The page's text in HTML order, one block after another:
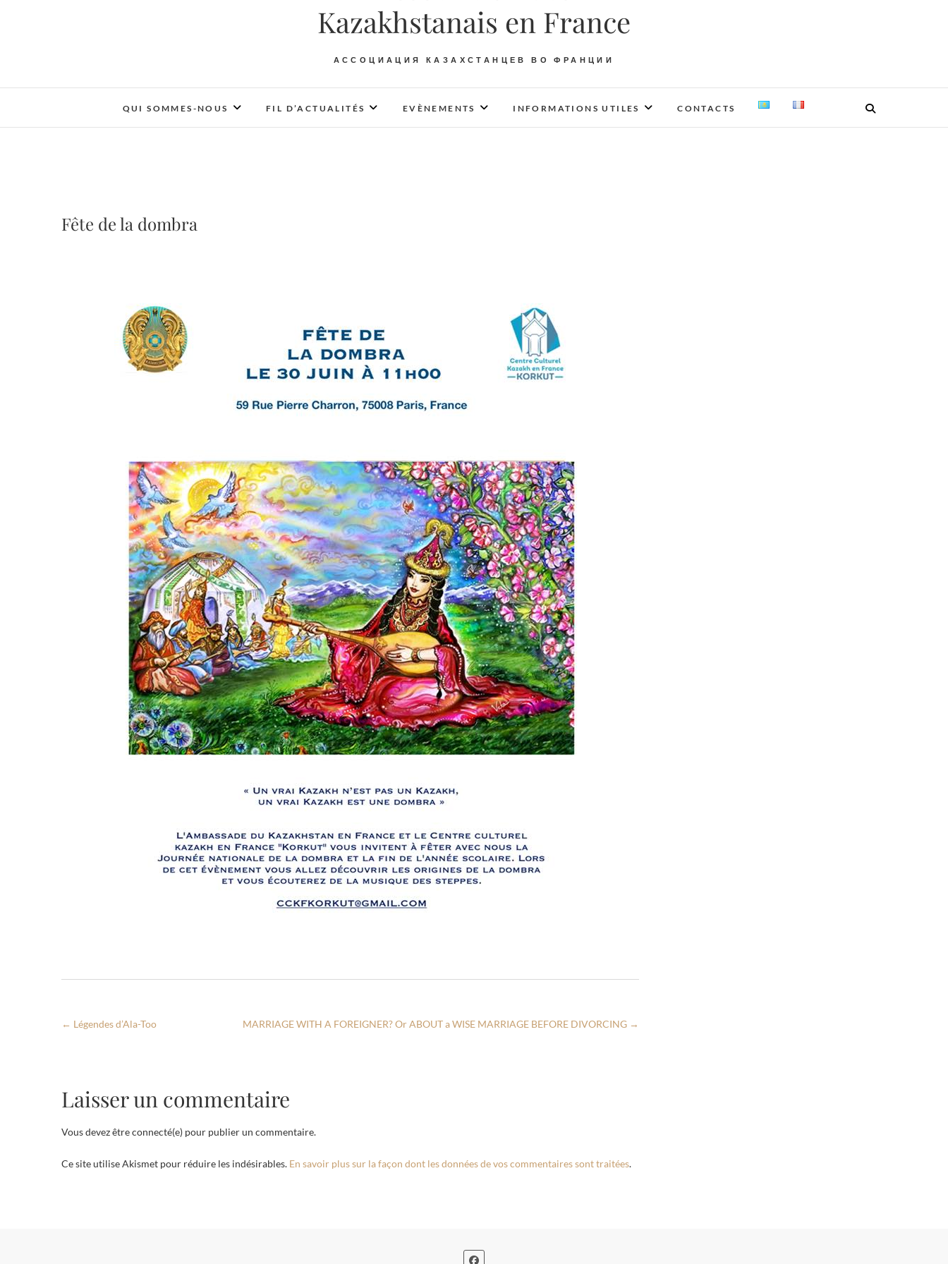
Kazakhstanais en France
АССОЦИАЦИЯ КАЗАХСТАНЦЕВ ВО ФРАНЦИИ
QUI SOMMES-NOUS FIL D’ACTUALITÉS EVÈNEMENTS INFORMATIONS UTILES CONTACTS
Fête de la dombra
← Légendes d’Ala-Too MARRIAGE WITH A FOREIGNER? Or ABOUT a WISE MARRIAGE BEFORE DIVORCING →
Laisser un commentaire
Vous devez être connecté(e) pour publier un commentaire.
Ce site utilise Akismet pour réduire les indésirables. En savoir plus sur la façon dont les données de vos commentaires sont traitées.